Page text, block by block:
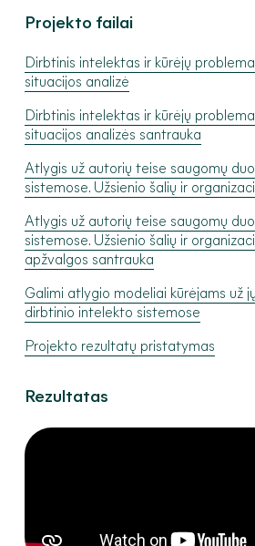
Projekto failai
Dirbtinis intelektas ir kūrėjų
situacijos analizė
Dirbtinis intelektas ir kūrėjų
situacijos analizės santrauka
Atlygis už autorių teise saugomų
sistemose. Užsienio šalių ir
Atlygis už autorių teise saugomų
sistemose. Užsienio šalių ir
apžvalgos santrauka
Galimi atlygio modeliai kūrėjams už
dirbtinio intelekto sistemose
Projekto rezultatų pristatymas
Rezultatas